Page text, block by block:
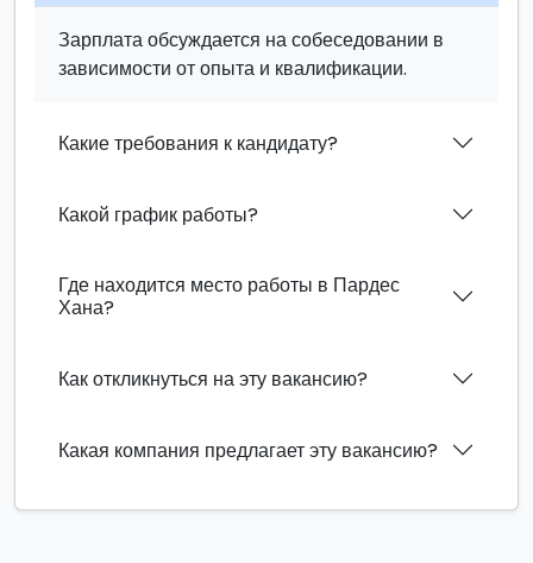
Зарплата обсуждается на собеседовании в
зависимости от опыта и квалификации.
Какие требования к кандидату?
Какой график работы?
Где находится место работы в Пардес
Хана?
Как откликнуться на эту вакансию?
Какая компания предлагает эту вакансию?